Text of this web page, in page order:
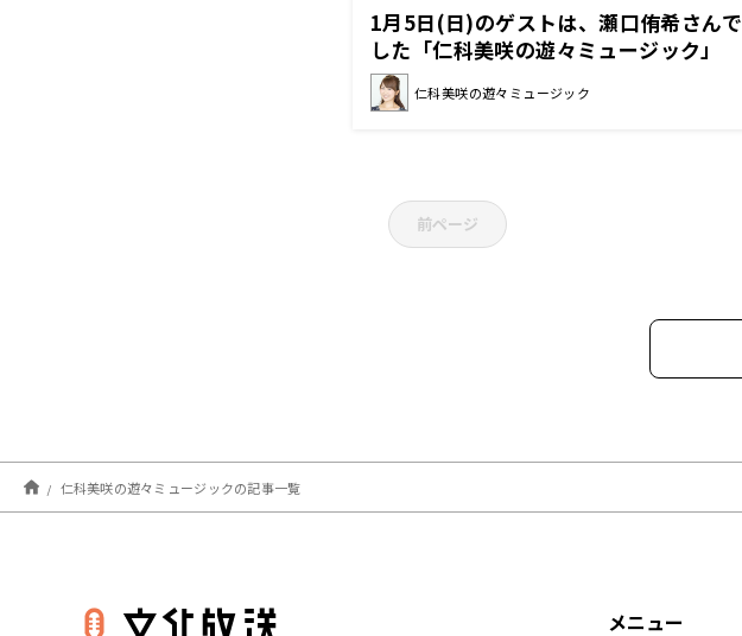
1月5日(日)のゲストは、瀬口侑希さんで
した「仁科美咲の遊々ミュージック」
仁科美咲の遊々ミュージック
前ページ
仁科美咲の遊々ミュージックの記事一覧
メニュー